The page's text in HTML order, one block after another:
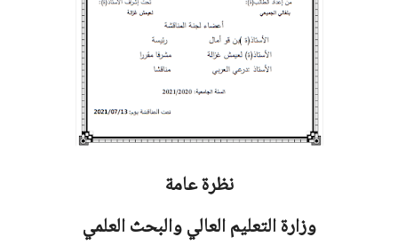
نظرة عامة
وزارة التعليم العالي والبحث العلمي